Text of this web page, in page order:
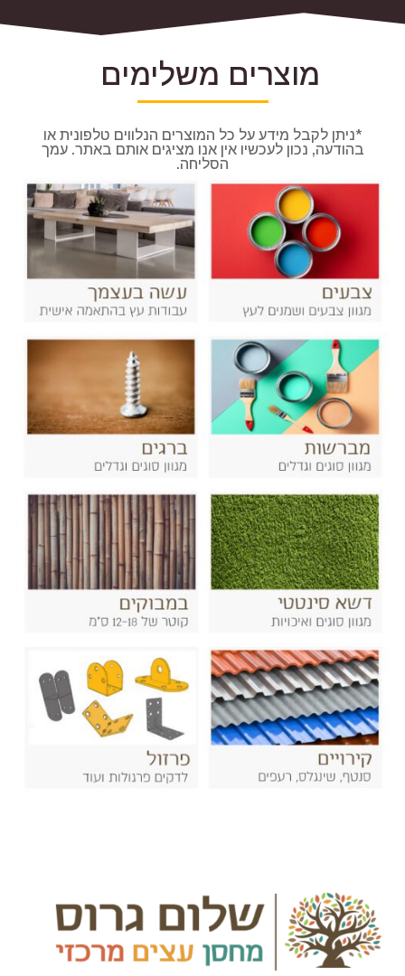
מוצרים משלימים
*ניתן לקבל מידע על כל המוצרים הנלווים טלפונית או
בהודעה, נכון לעכשיו אין אנו מציגים אותם באתר. עמך
הסליחה.